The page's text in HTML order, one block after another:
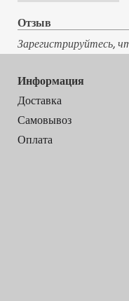
Отзыв
Зарегистрируйтесь,
Информация
Доставка
Самовывоз
Оплата